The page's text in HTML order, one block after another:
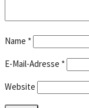
Name *
E-Mail-Adresse *
Website